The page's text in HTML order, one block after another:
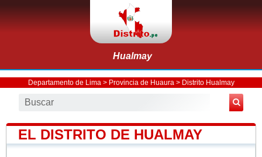
Hualmay
Departamento de Lima > Provincia de Huaura > Distrito Hualmay
EL DISTRITO DE HUALMAY